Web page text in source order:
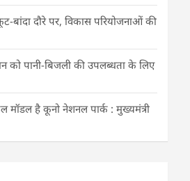
बांदा दौरे पर, विकास परियोजनाओं की
को पानी-बिजली की उपलब्धता के लिए
मॉडल है कूनो नेशनल पार्क : मुख्यमंत्री